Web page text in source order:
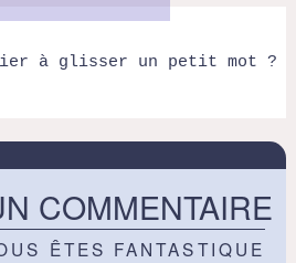
à glisser un petit mot ?
COMMENTAIRE
ÊTES FANTASTIQUE